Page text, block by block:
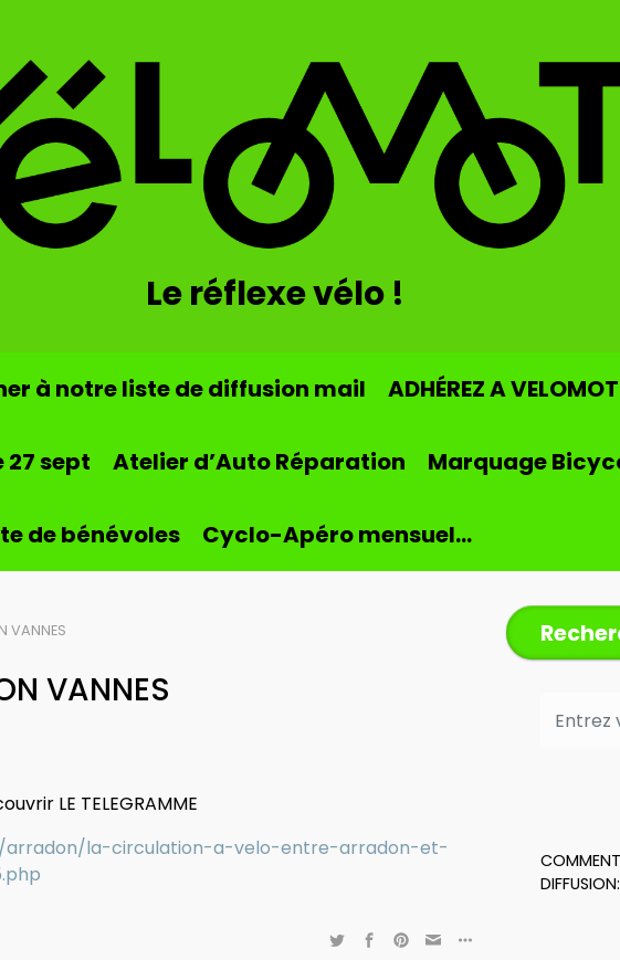
Le réflexe vélo !
à notre liste de diffusion mail ADHÉREZ A
sept Atelier d’Auto Réparation Marquage
de bénévoles Cyclo-Apéro mensuel…
VANNES
LE TELEGRAMME
la-circulation-a-velo-entre-arradon-et-
DIFFUSION: